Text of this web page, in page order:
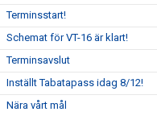
Terminsstart!
Schemat för VT-16 är klart!
Terminsavslut
Inställt Tabatapass idag 8/12!
Nära vårt mål